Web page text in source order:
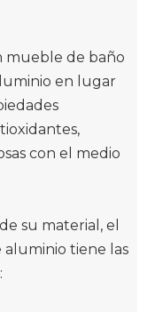
mueble de baño
en lugar
con el medio
su material, el
tiene las